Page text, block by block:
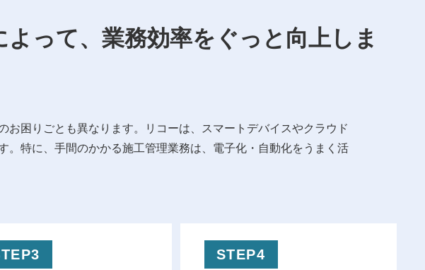
って、業務効率をぐっと向上しま
困りごとも異なります。リコーは、スマートデバイスやクラウド
特に、手間のかかる施工管理業務は、電子化・自動化をうまく活
STEP4